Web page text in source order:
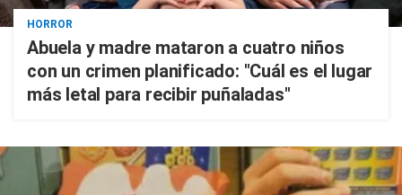
HORROR
Abuela y madre mataron a cuatro niños
con un crimen planificado: "Cuál es el lugar
más letal para recibir puñaladas"